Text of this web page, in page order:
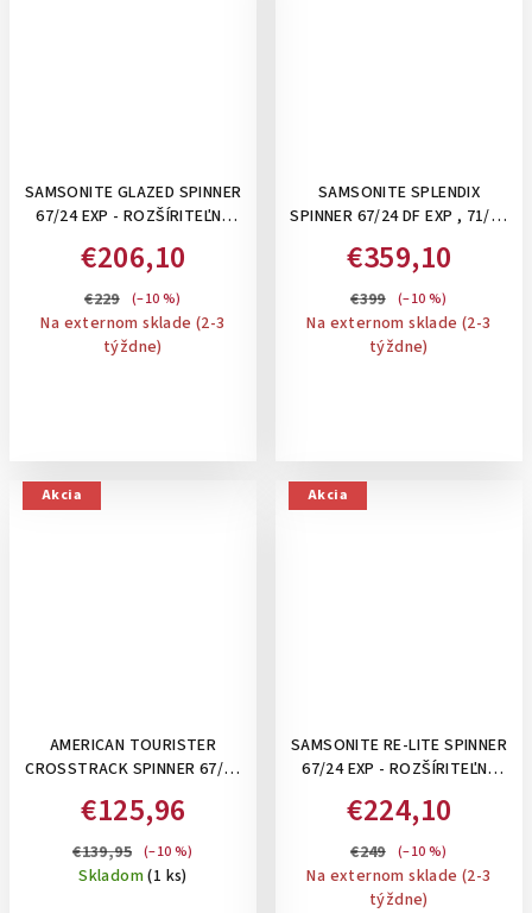
SAMSONITE GLAZED SPINNER
67/24 EXP - ROZŠÍRITEĽNÝ
SANDSTONE
€206,10
€229 (–10 %)
Na externom sklade (2-3
týždne)
SAMSONITE SPLENDIX
SPINNER 67/24 DF EXP , 71/80
KOLIESKACH, ROZŠÍRITEĽNÝ:
BLACK
€359,10
€399 (–10 %)
Na externom sklade (2-3
týždne)
Akcia
AMERICAN TOURISTER
CROSSTRACK SPINNER 67/24
L, VEĽKÝ KUFOR,
ROZŠÍRITEĽNÝ
€125,96
€139,95 (–10 %)
Skladom(1 ks)
Akcia
SAMSONITE RE-LITE SPINNER
67/24 EXP - ROZŠÍRITEĽNÝ
BALIACE KOCKY A
PERSONIFIKAČNÉ NÁLEPKY V
CENE: MIDNIGHT BLUE
€224,10
€249 (–10 %)
Na externom sklade (2-3
týždne)